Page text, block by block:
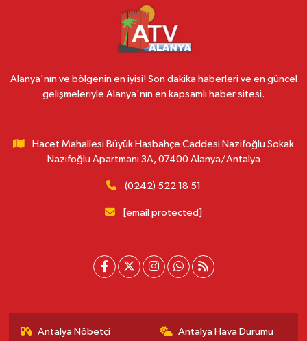
Alanya'nın ve bölgenin en iyisi! Son dakika haberleri ve en güncel
gelişmeleriyle Alanya'nın en kapsamlı haber sitesi.
Hacet Mahallesi Büyük Hasbahçe Caddesi Nazifoğlu Sokak
Nazifoğlu Apartmanı 3A, 07400 Alanya/Antalya
(0242) 522 18 51
[email protected]
Antalya Nöbetçi
Antalya Hava Durumu